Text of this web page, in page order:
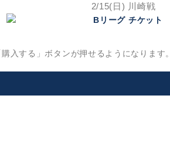
2/15(日) 川崎戦
入する」ボタンが押せるようになります。